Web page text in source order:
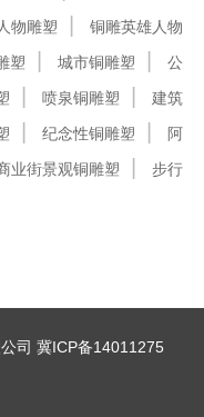
物雕塑
铜雕英雄人物
塑 城市铜雕塑
公
喷泉铜雕塑
建筑
纪念性铜雕塑
阿
业街景观铜雕塑
步行
司 冀ICP备14011275